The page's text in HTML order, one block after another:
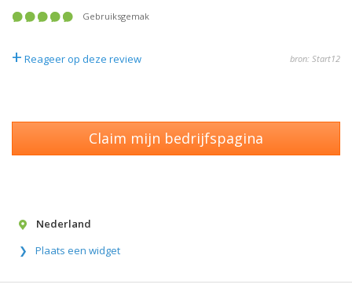
Gebruiksgemak
+ Reageer op deze review bron: Start12
Claim mijn bedrijfspagina
Nederland
Plaats een widget